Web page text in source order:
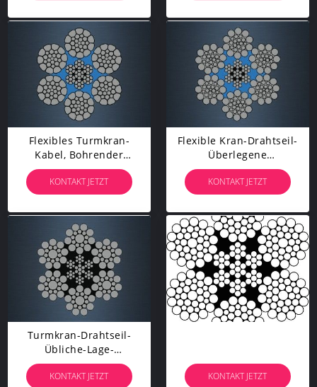
Flexibles Turmkran-
Kabel, Bohrender
Widerstand Der
Drahtseil-Hohen
Temperatur
KONTAKT JETZT
Flexible Kran-Drahtseil-
Überlegene
Ermüdungsfestigkeit Mit
Langer Nutzungsdauer
KONTAKT JETZT
Turmkran-Drahtseil-
Übliche-Lage-
Abnutzungs-Widerstand
Mit Stahlkern
KONTAKT JETZT KONTAKT JETZT